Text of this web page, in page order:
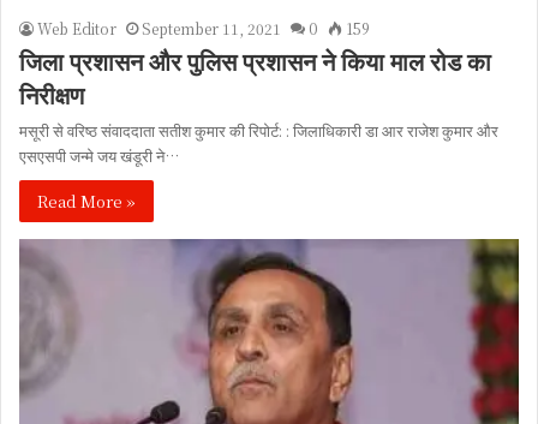
Web Editor September 11, 2021 0 159
जिला प्रशासन और पुलिस प्रशासन ने किया माल रोड का
निरीक्षण
मसूरी से वरिष्ठ संवाददाता सतीश कुमार की रिपोर्ट: : जिलाधिकारी डा आर राजेश कुमार और
एसएसपी जन्मे जय खंडूरी ने…
Read More »